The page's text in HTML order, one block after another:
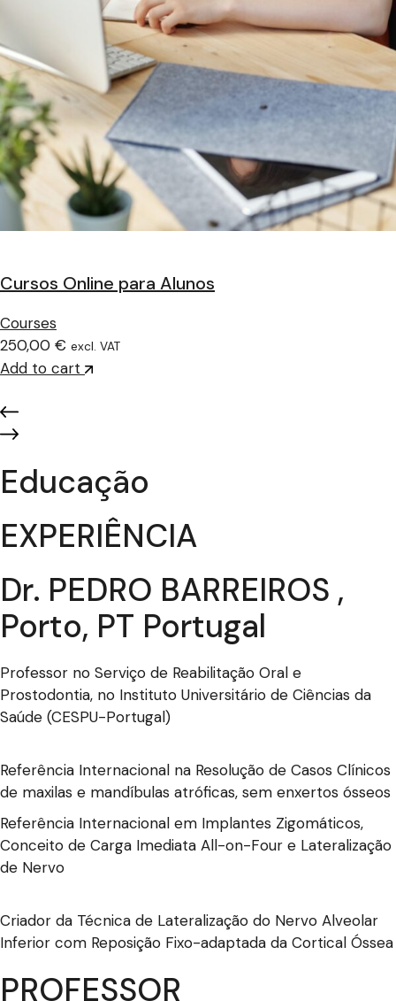
Cursos Online para Alunos
Courses
250,00 € excl. VAT
Add to cart
Educação
EXPERIÊNCIA
Dr. PEDRO BARREIROS ,
Porto, PT Portugal
Professor no Serviço de Reabilitação Oral e
Prostodontia, no Instituto Universitário de Ciências da
Saúde (CESPU-Portugal)
Referência Internacional na Resolução de Casos Clínicos
de maxilas e mandíbulas atróficas, sem enxertos ósseos
Referência Internacional em Implantes Zigomáticos,
Conceito de Carga Imediata All-on-Four e Lateralização
de Nervo
Criador da Técnica de Lateralização do Nervo Alveolar
Inferior com Reposição Fixo-adaptada da Cortical Óssea
PROFESSOR